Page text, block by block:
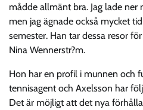
mådde allmänt bra. Jag lade ner
men jag ägnade också mycket
semester. Han tar dessa resor
Nina Wennerstr?m.
Hon har en profil i munnen och
tennisagent och Axelsson har
Det är möjligt att det nya